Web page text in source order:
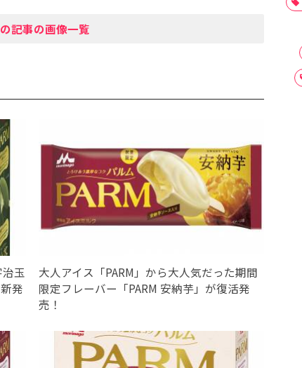
記事の画像一覧
玉
発
大人アイス「PARM」から大人気だった期間
限定フレーバー「PARM 安納芋」が復活発
売！